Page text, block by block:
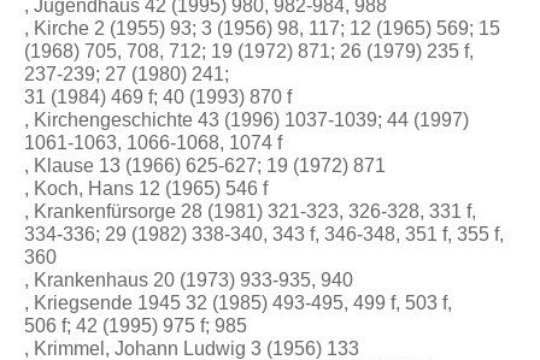
, Jugendhaus 42 (1995) 980, 982-984, 988
, Kirche 2 (1955) 93; 3 (1956) 98, 117; 12 (1965) 569; 15
(1968) 705, 708, 712; 19 (1972) 871; 26 (1979) 235 f,
237-239; 27 (1980) 241;
31 (1984) 469 f; 40 (1993) 870 f
, Kirchengeschichte 43 (1996) 1037-1039; 44 (1997)
1061-1063, 1066-1068, 1074 f
, Klause 13 (1966) 625-627; 19 (1972) 871
, Koch, Hans 12 (1965) 546 f
, Krankenfürsorge 28 (1981) 321-323, 326-328, 331 f,
334-336; 29 (1982) 338-340, 343 f, 346-348, 351 f, 355 f,
360
, Krankenhaus 20 (1973) 933-935, 940
, Kriegsende 1945 32 (1985) 493-495, 499 f, 503 f,
506 f; 42 (1995) 975 f; 985
, Krimmel, Johann Ludwig 3 (1956) 133